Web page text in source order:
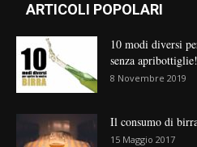
ARTICOLI POPOLARI
10 modi diversi
senza apribottiglie!
8 Novembre 2019
Il consumo di
15 Maggio 2017